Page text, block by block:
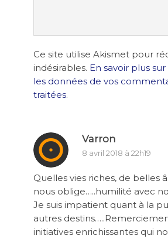
Ce site utilise Akismet pour
indésirables. En savoir plus
les données de vos
traitées.
Varron
8 avril 2018 à 22h19
Quelles vies riches, de belles
nous oblige…..humilité avec
Je suis impatient quant à la
autres
initiatives enrichissantes qui